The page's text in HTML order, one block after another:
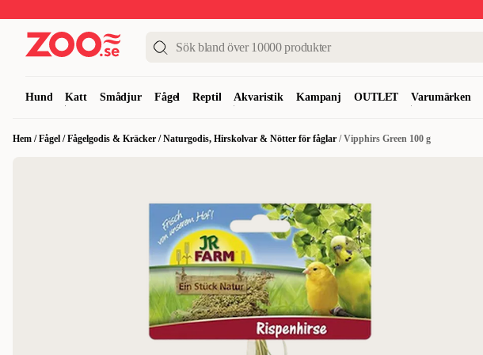
Hund Katt Smådjur Fågel Reptil Akvaristik Kampanj OUTLET Varumärken
Hem /Fågel /Fågelgodis & Kräcker /Naturgodis, Hirskolvar & Nötter för fåglar /Vipphirs Green 100 g